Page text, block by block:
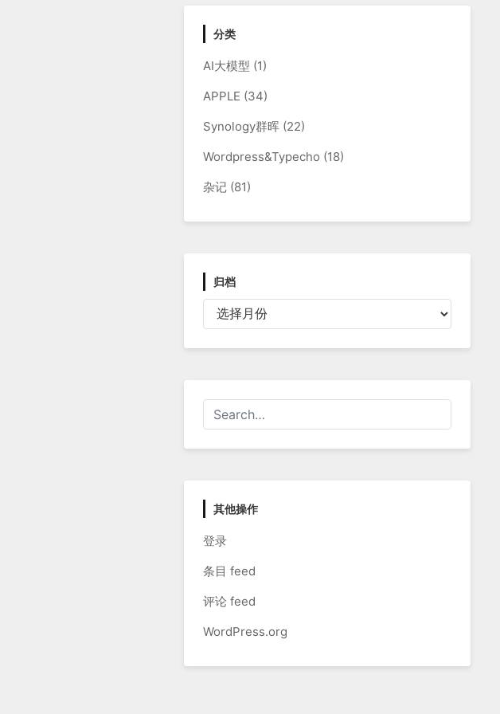
分类
AI大模型 (1)
APPLE (34)
Synology群晖 (22)
Wordpress&Typecho (18)
杂记 (81)
归档
档
其他操作
登录
条目 feed
评论 feed
WordPress.org